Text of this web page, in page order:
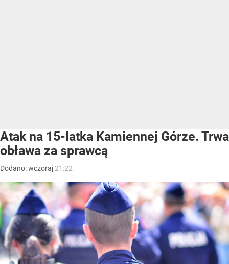
Atak na 15-latka Kamiennej Górze. Trwa
obława za sprawcą
Dodano:wczoraj 21:22